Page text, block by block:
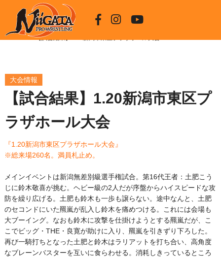
HOME 【試合結果】1.20新潟市東区プラザホール大会
大会情報
【試合結果】1.20新潟市東区プ
ラザホール大会
『1.20新潟市東区プラザホール大会』
※総来場260名。満員札止め。
メインイベントは新潟無差別級選手権試合。第16代王者：土肥こう
じに鈴木敬喜が挑む。ヘビー級の2人だが序盤からハイスピードな攻
防を繰り広げる。土肥も鈴木も一歩も譲らない。途中なんと、土肥
のセコンドにいた羆嵐が乱入し鈴木を痛めつける。これには会場も
大ブーイング。なおも鈴木に攻撃を仕掛けようとする羆嵐だが、こ
こでビッグ・THE・良寛が助けに入り、羆嵐を引きずり下ろした。
再び一騎打ちとなった土肥と鈴木はラリアットを打ち合い、高角度
なブレーンバスターを互いに食らわせる。消耗しきっているところ